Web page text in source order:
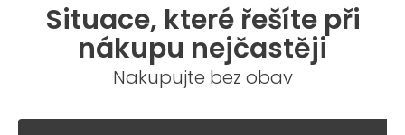
d
a
c
í
p
v
Situace, které řešíte při
nákupu nejčastěji
Nakupujte bez obav